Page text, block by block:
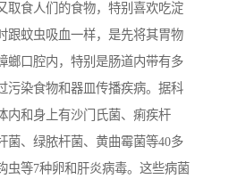
取食人们的食物，特别喜欢吃淀
跟蚊虫吸血一样，是先将其胃物
螂口腔内，特别是肠道内带有多
污染食物和器皿传播疾病。据科
内和身上有沙门氏菌、痢疾杆
菌、绿脓杆菌、黄曲霉菌等40多
虫等7种卵和肝炎病毒。这些病菌